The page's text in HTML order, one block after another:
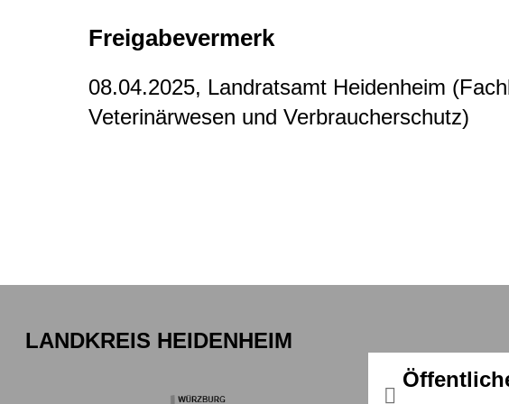
Freigabevermerk
08.04.2025, Landratsamt Heidenheim
Veterinärwesen und Verbraucherschutz)
LANDKREIS HEIDENHEIM